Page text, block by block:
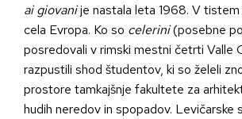
ai giovanije nastala leta 1968. V tistem
cela Evropa. Ko so celerini(posebne
posredovali v rimski mestni četrti Valle
razpustili shod študentov, ki so želeli
prostore tamkajšnje fakultete za
hudih neredov in spopadov. Levičarske